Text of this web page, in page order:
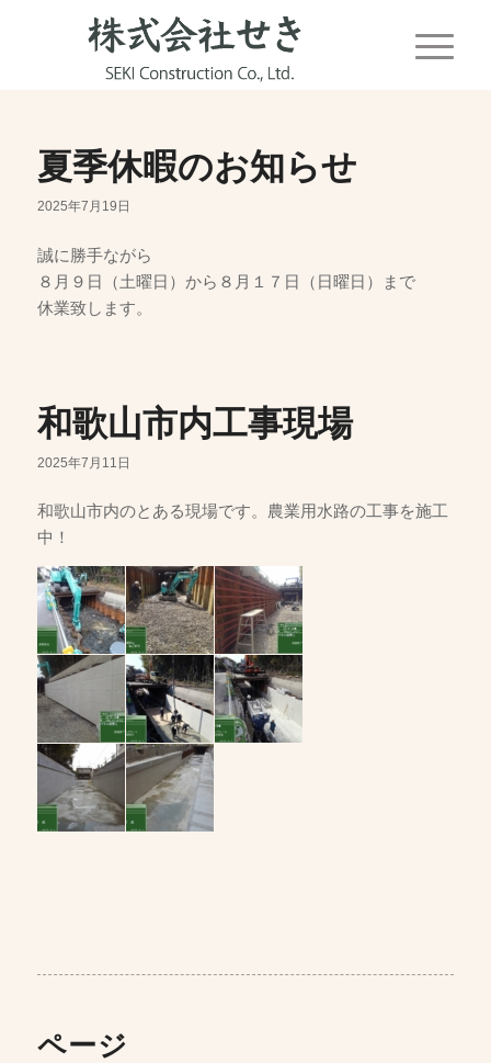
夏季休暇のお知らせ
2025年7月19日
誠に勝手ながら
８月９日（土曜日）から８月１７日（日曜日）まで
休業致します。
和歌山市内工事現場
2025年7月11日
和歌山市内のとある現場です。農業用水路の工事を施工
中！
ページ